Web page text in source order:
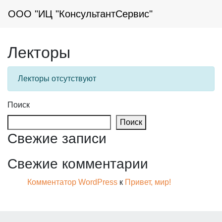
ООО "ИЦ "КонсультантСервис"
Лекторы
Лекторы отсутствуют
Поиск
Поиск
Свежие записи
Свежие комментарии
Комментатор WordPress к Привет, мир!